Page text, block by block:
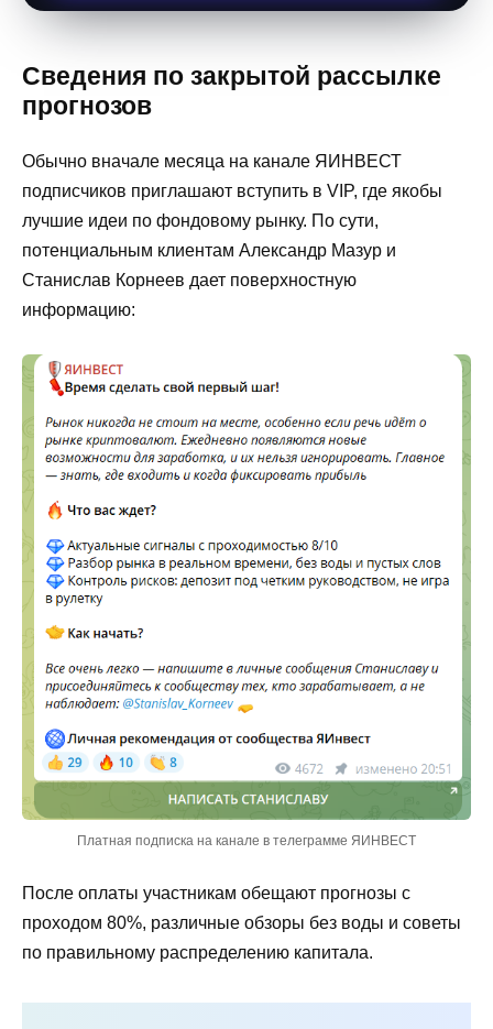
Сведения по закрытой рассылке
прогнозов
Обычно вначале месяца на канале ЯИНВЕСТ
подписчиков приглашают вступить в VIP, где якобы
лучшие идеи по фондовому рынку. По сути,
потенциальным клиентам Александр Мазур и
Станислав Корнеев дает поверхностную
информацию:
Платная подписка на канале в телеграмме ЯИНВЕСТ
После оплаты участникам обещают прогнозы с
проходом 80%, различные обзоры без воды и советы
по правильному распределению капитала.